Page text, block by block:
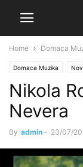
Home Domaca
Domaca Muzika
Nikola
Nevera
By admin - 23/07/